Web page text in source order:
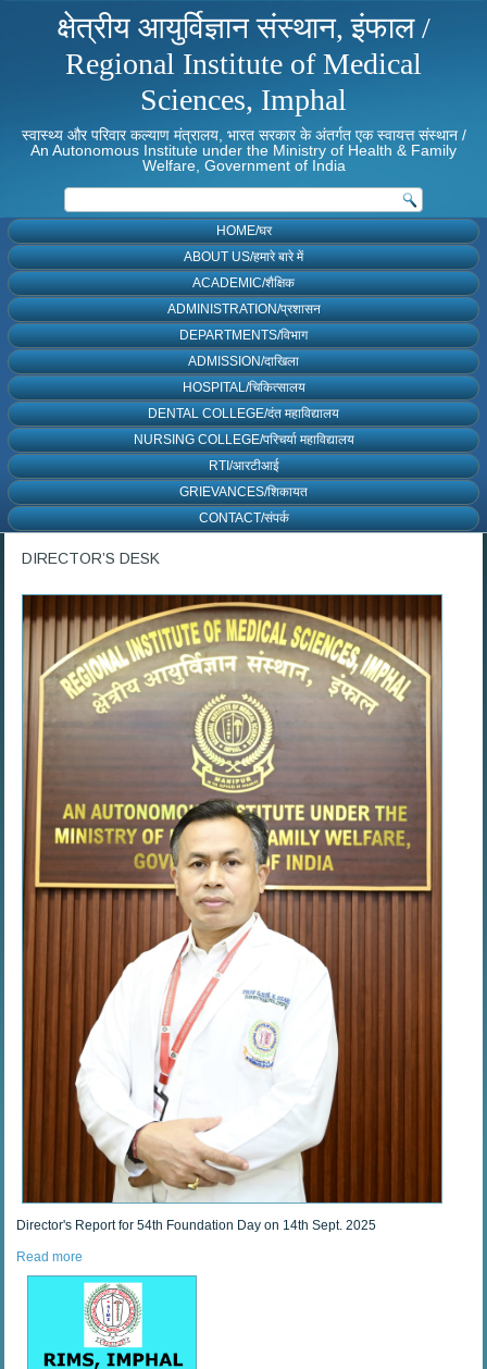
क्षेत्रीय आयुर्विज्ञान संस्थान, इंफाल /
Regional Institute of Medical
Sciences, Imphal
स्वास्थ्य और परिवार कल्याण मंत्रालय, भारत सरकार के अंतर्गत एक स्वायत्त संस्थान /
An Autonomous Institute under the Ministry of Health & Family
Welfare, Government of India
HOME/घर
ABOUT US/हमारे बारे में
ACADEMIC/शैक्षिक
ADMINISTRATION/प्रशासन
DEPARTMENTS/विभाग
ADMISSION/दाखिला
HOSPITAL/चिकित्सालय
DENTAL COLLEGE/दंत महाविद्यालय
NURSING COLLEGE/परिचर्या महाविद्यालय
RTI/आरटीआई
GRIEVANCES/शिकायत
CONTACT/संपर्क
DIRECTOR’S DESK
Director's Report for 54th Foundation Day on 14th Sept. 2025
Read more